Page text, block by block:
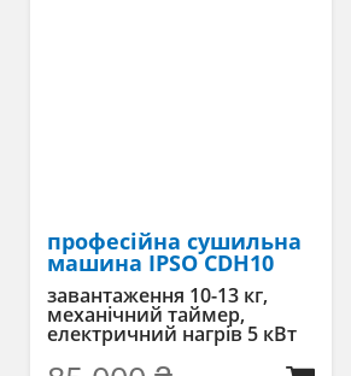
професійна сушильна
машина IPSO CDH10
завантаження 10-13 кг,
механічний таймер,
електричний нагрів 5 кВт